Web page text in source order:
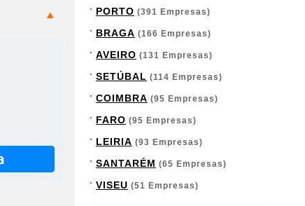
PORTO (391 Empresas)
BRAGA (166 Empresas)
AVEIRO (131 Empresas)
SETÚBAL (114 Empresas)
COIMBRA (95 Empresas)
FARO (95 Empresas)
LEIRIA (93 Empresas)
SANTARÉM (65 Empresas)
VISEU (51 Empresas)